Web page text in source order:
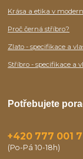
Krása a etika v
Proč černá stříbro?
Zlato - specifikace a
Stříbro - specifikace a
Potřebujete
+420 777 001
(Po-Pá 10-18h)